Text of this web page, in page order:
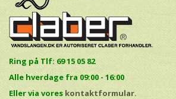
Ring på Tlf: 69 15 05 82
Alle hverdage fra 09:00 - 16:00
Eller via vores kontaktformular.